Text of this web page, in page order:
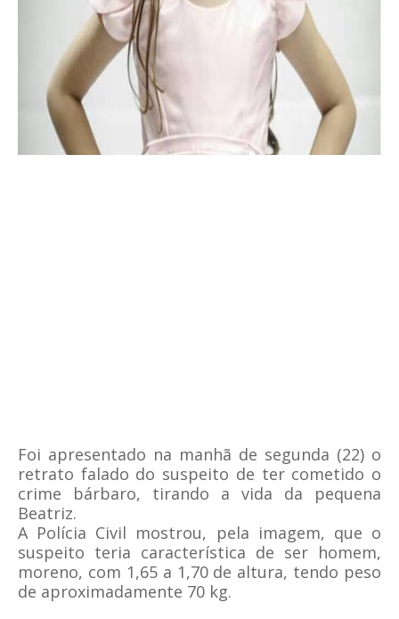
Foi apresentado na manhã de segunda (22) o
retrato falado do suspeito de ter cometido o
crime bárbaro, tirando a vida da pequena
Beatriz.
A Polícia Civil mostrou, pela imagem, que o
suspeito teria característica de ser homem,
moreno, com 1,65 a 1,70 de altura, tendo peso
de aproximadamente 70 kg.